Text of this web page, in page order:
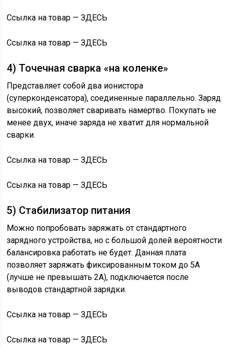
Ссылка на товар — ЗДЕСЬ
Ссылка на товар — ЗДЕСЬ
4) Точечная сварка «на коленке»
Представляет собой два ионистора
(суперконденсатора), соединенные параллельно. Заряд
высокий, позволяет сваривать намертво. Покупать не
менее двух, иначе заряда не хватит для нормальной
сварки.
Ссылка на товар — ЗДЕСЬ
Ссылка на товар — ЗДЕСЬ
5) Стабилизатор питания
Можно попробовать заряжать от стандартного
зарядного устройства, но с большой долей вероятности
балансировка работать не будет. Данная плата
позволяет заряжать фиксированным током до 5А
(лучше не превышать 2А), подключается после
выводов стандартной зарядки.
Ссылка на товар — ЗДЕСЬ
Ссылка на товар — ЗДЕСЬ